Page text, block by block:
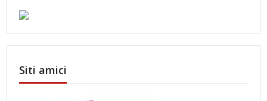
Siti amici